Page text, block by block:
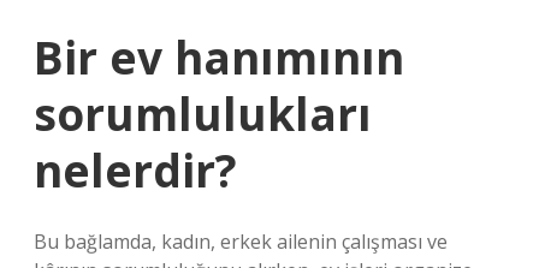
Bir ev hanımının
sorumlulukları
nelerdir?
Bu bağlamda, kadın, erkek ailenin çalışması ve